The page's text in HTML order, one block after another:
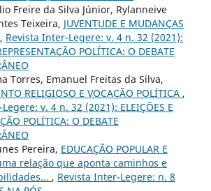
Freire da Silva Júnior, Rylanneive
Teixeira, JUVENTUDE E MUDANÇAS
, Revista Inter-Legere: v. 4 n. 32 (2021):
POLÍTICA: O DEBATE
Torres, Emanuel Freitas da Silva,
RELIGIOSO E VOCAÇÃO POLÍTICA ,
v. 4 n. 32 (2021): ELEIÇÕES E
POLÍTICA: O DEBATE
Pereira, EDUCAÇÃO POPULAR E
relação que aponta caminhos e
, Revista Inter-Legere: n. 8